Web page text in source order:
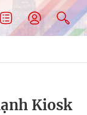
Kiosk